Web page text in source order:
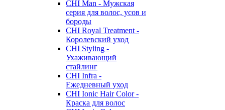
CHI Man - Мужская
серия для волос, усов и
бороды
CHI Royal Treatment -
Королевский уход
CHI Styling -
Ухаживающий
стайлинг
CHI Infra -
Ежедневный уход
CHI Ionic Hair Color -
Краска для волос